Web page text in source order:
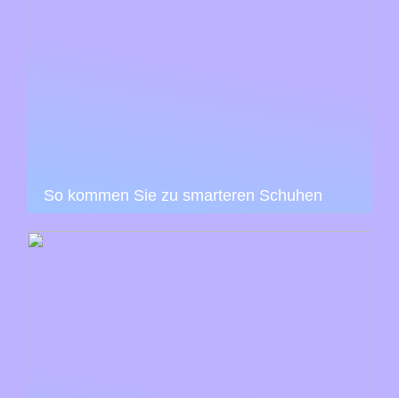
So kommen Sie zu smarteren Schuhen